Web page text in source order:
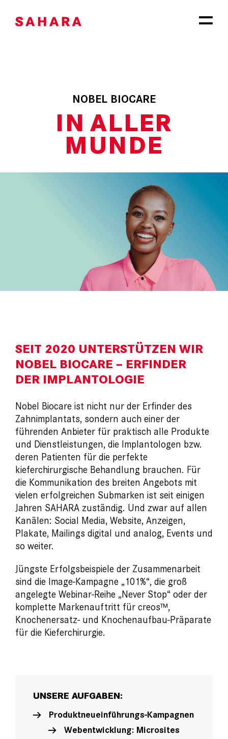
Inhalt
NOBEL BIOCARE
INALLER
MUNDE
SEIT 2020 UNTERSTÜTZEN WIR
NOBEL BIOCARE – ERFINDER
DER IMPLANTOLOGIE
Nobel Biocare ist nicht nur der Erfinder des
Zahnimplantats, sondern auch einer der
führenden Anbieter für praktisch alle Produkte
und Dienstleistungen, die Implantologen bzw.
deren Patienten für die perfekte
kieferchirurgische Behandlung brauchen. Für
die Kommunikation des breiten Angebots mit
vielen erfolgreichen Submarken ist seit einigen
Jahren SAHARA zuständig. Und zwar auf allen
Kanälen: Social Media, Website, Anzeigen,
Plakate, Mailings digital und analog, Events und
so weiter.
Jüngste Erfolgsbeispiele der Zusammenarbeit
sind die Image-Kampagne „101%“, die groß
angelegte Webinar-Reihe „Never Stop“ oder der
komplette Markenauftritt für creos™,
Knochenersatz- und Knochenaufbau-Präparate
für die Kieferchirurgie.
UNSERE AUFGABEN:
Produktneueinführungs-Kampagnen
Webentwicklung: Microsites